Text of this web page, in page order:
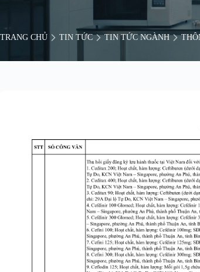
TRANG CHỦ TIN TỨC TIN TỨC NGÀNH